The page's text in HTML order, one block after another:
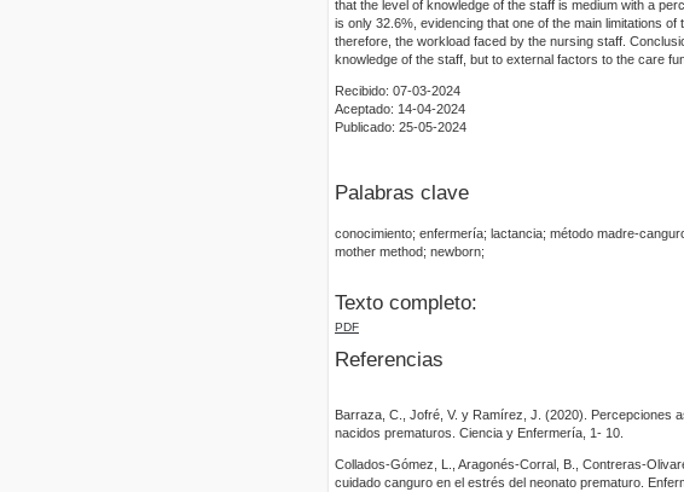
that the level of knowledge of the staff is medium with a
is only 32.6%, evidencing that one of the main limitations
therefore, the workload faced by the nursing staff.
knowledge of the staff, but to external factors to the care
Recibido: 07-03-2024
Aceptado: 14-04-2024
Publicado: 25-05-2024
Palabras clave
conocimiento; enfermería; lactancia; método madre-
mother method; newborn;
Texto completo:
PDF
Referencias
Barraza, C., Jofré, V. y Ramírez, J. (2020). Percepciones
nacidos prematuros. Ciencia y Enfermería, 1- 10.
Collados-Gómez, L., Aragonés-Corral, B., Contreras-
cuidado canguro en el estrés del neonato prematuro.